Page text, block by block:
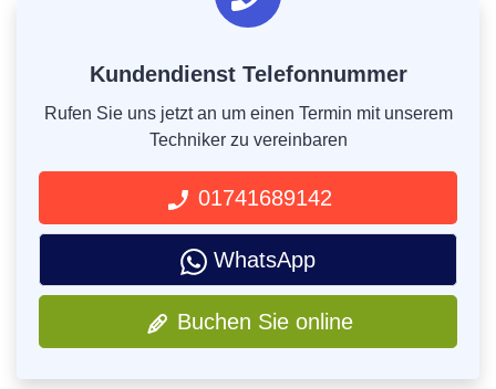
Kundendienst Telefonnummer
Rufen Sie uns jetzt an um einen Termin mit unserem
Techniker zu vereinbaren
01741689142
WhatsApp
Buchen Sie online